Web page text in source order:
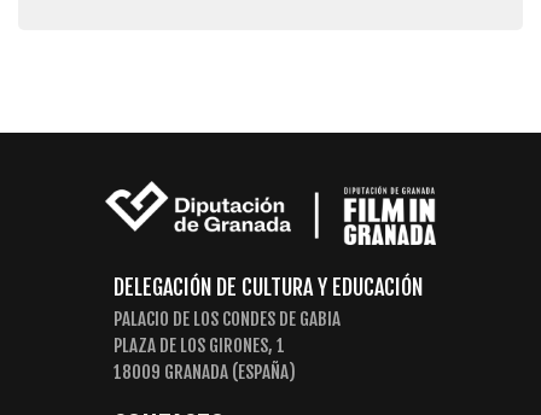
DELEGACIÓN DE CULTURA Y EDUCACIÓN
PALACIO DE LOS CONDES DE GABIA
PLAZA DE LOS GIRONES, 1
18009 GRANADA (ESPAÑA)